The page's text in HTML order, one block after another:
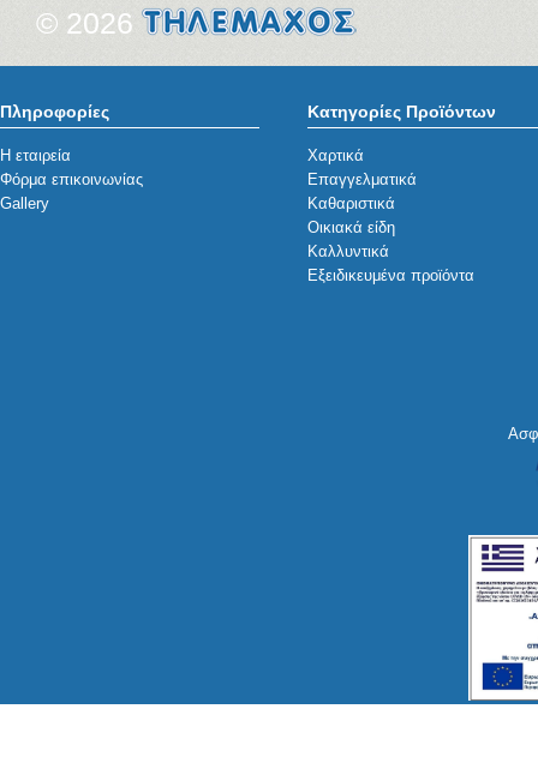
© 2026
Πληροφορίες
Η εταιρεία
Φόρμα επικοινωνίας
Gallery
Κατηγορίες Προϊόντων
Χαρτικά
Επαγγελματικά
Καθαριστικά
Οικιακά είδη
Καλλυντικά
Εξειδικευμένα προϊόντα